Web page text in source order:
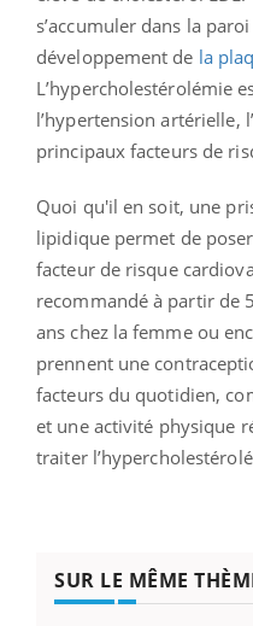
s’accumuler dans la
développement de la
L’hypercholestérolémie
l’hypertension artérielle,
principaux facteurs de
Quoi qu'il en soit, une
lipidique permet de
facteur de risque
recommandé à partir de
ans chez la femme ou
prennent une
facteurs du quotidien,
et une activité physique
traiter
SUR LE MÊME